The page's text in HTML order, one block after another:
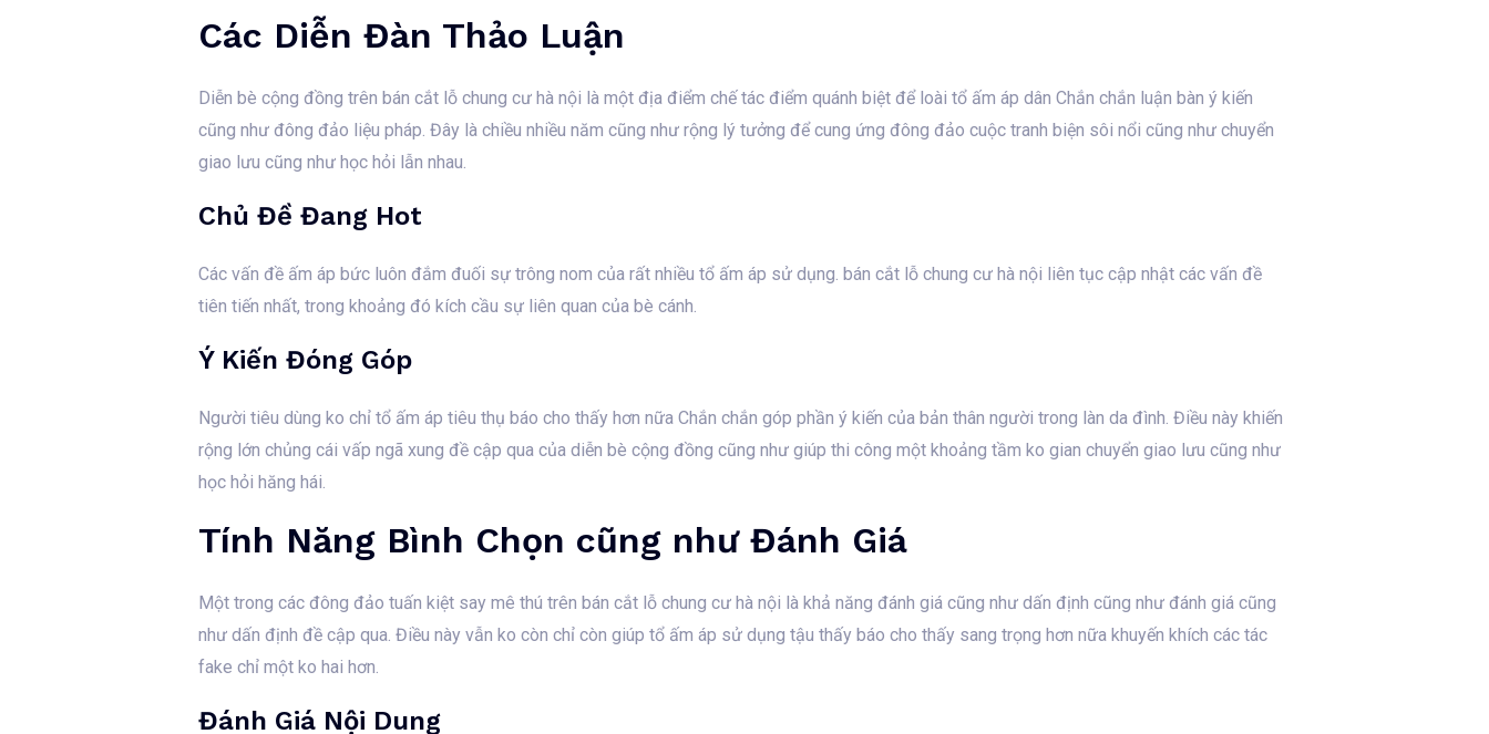
Các Diễn Đàn Thảo Luận
Diễn bè cộng đồng trên bán cắt lỗ chung cư hà nội là một địa điểm chế tác điểm quánh biệt để loài tổ ấm áp dân Chắn chắn luận bàn ý kiến
cũng như đông đảo liệu pháp. Đây là chiều nhiều năm cũng như rộng lý tưởng để cung ứng đông đảo cuộc tranh biện sôi nổi cũng như chuyển
giao lưu cũng như học hỏi lẫn nhau.
Chủ Đề Đang Hot
Các vấn đề ấm áp bức luôn đắm đuối sự trông nom của rất nhiều tổ ấm áp sử dụng. bán cắt lỗ chung cư hà nội liên tục cập nhật các vấn đề
tiên tiến nhất, trong khoảng đó kích cầu sự liên quan của bè cánh.
Ý Kiến Đóng Góp
Người tiêu dùng ko chỉ tổ ấm áp tiêu thụ báo cho thấy hơn nữa Chắn chắn góp phần ý kiến của bản thân người trong làn da đình. Điều này khiến
rộng lớn chủng cái vấp ngã xung đề cập qua của diễn bè cộng đồng cũng như giúp thi công một khoảng tầm ko gian chuyển giao lưu cũng như
học hỏi hăng hái.
Tính Năng Bình Chọn cũng như Đánh Giá
Một trong các đông đảo tuấn kiệt say mê thú trên bán cắt lỗ chung cư hà nội là khả năng đánh giá cũng như dấn định cũng như đánh giá cũng
như dấn định đề cập qua. Điều này vẫn ko còn chỉ còn giúp tổ ấm áp sử dụng tậu thấy báo cho thấy sang trọng hơn nữa khuyến khích các tác
fake chỉ một ko hai hơn.
Đánh Giá Nội Dung